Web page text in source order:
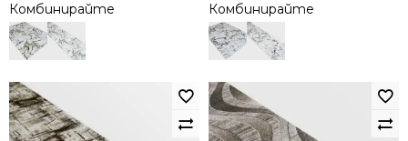
Комбинирайте Комбинирайте